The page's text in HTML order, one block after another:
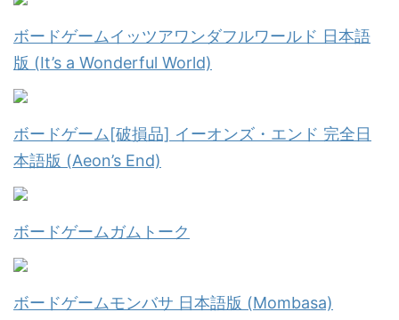
ボードゲームイッツアワンダフルワールド 日本語
版 (It’s a Wonderful World)
ボードゲーム[破損品] イーオンズ・エンド 完全日
本語版 (Aeon’s End)
ボードゲームガムトーク
ボードゲームモンバサ 日本語版 (Mombasa)